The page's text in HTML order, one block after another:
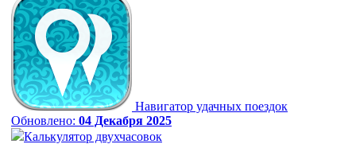
Навигатор удачных поездок
Обновлено: 04 Декабря 2025
Калькулятор двухчасовок